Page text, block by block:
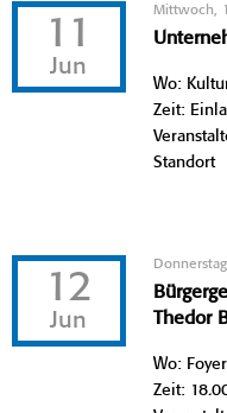
11
Jun
Mittwoch,
Wo:
Zeit:
Standort
12
Jun
Thedor
Wo:
Zeit: